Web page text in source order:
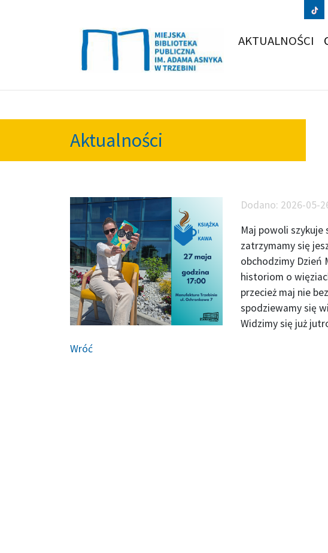
AKTUALNOŚCI
Aktualności
Dodano: 2026-05-
Maj powoli szykuje
zatrzymamy się
obchodzimy Dzień
historiom o
przecież maj nie
spodziewamy się
Widzimy się już
Wróć